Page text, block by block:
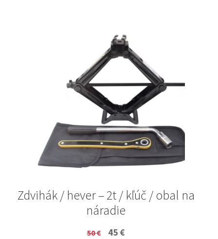
Zdvihák / hever – 2t / kľúč / obal na
náradie
50€
Original
45 €